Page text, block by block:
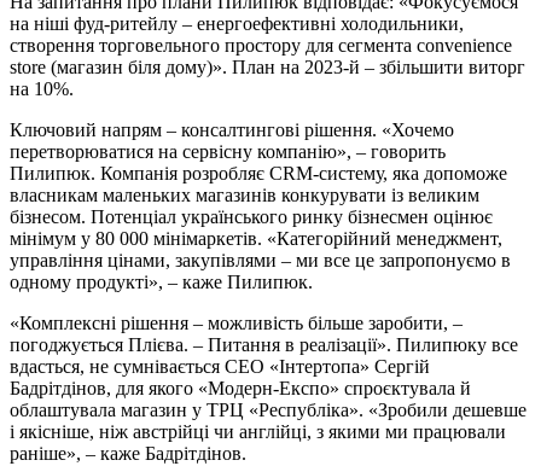
на ніші фуд‑ритейлу – енергоефективні холодильники,
створення торговельного простору для сегмента convenience
store (магазин біля дому)». План на 2023‑й – збільшити виторг
на 10%.
Ключовий напрям – консалтингові рішення. «Хочемо
перетворюватися на сервісну компанію», – говорить
Пилипюк. Компанія розробляє CRM‑систему, яка допоможе
власникам маленьких магазинів конкурувати із великим
бізнесом. Потенціал українського ринку бізнесмен оцінює
мінімум у 80 000 мінімаркетів. «Категорійний менеджмент,
управління цінами, закупівлями – ми все це запропонуємо в
одному продукті», – каже Пилипюк.
«Комплексні рішення – можливість більше заробити, –
погоджується Плієва. – Питання в реалізації». Пилипюку все
вдасться, не сумнівається СЕО «Інтертопа» Сергій
Бадрітдінов, для якого «Модерн‑Експо» спроєктувала й
облаштувала магазин у ТРЦ «Республіка». «Зробили дешевше
і якісніше, ніж австрійці чи англійці, з якими ми працювали
раніше», – каже Бадрітдінов.